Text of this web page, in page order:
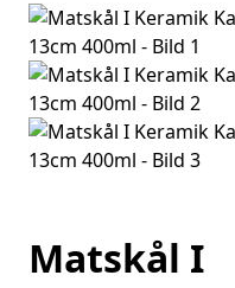
Matskål I